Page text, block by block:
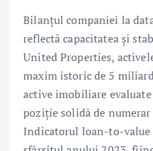
Bilanțul companiei la
reflectă capacitatea și
United Properties,
maxim istoric de 5
active imobiliare
poziție solidă de
Indicatorul loan-to-value